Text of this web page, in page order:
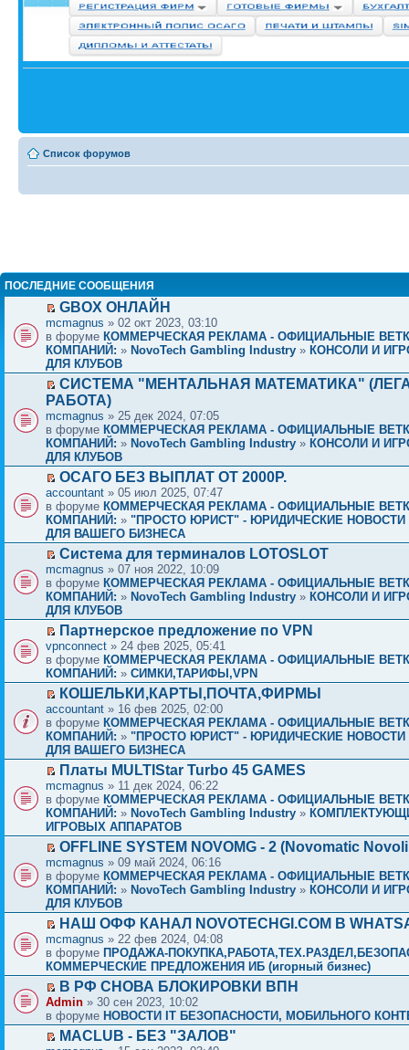
Список форумов
ПОСЛЕДНИЕ СООБЩЕНИЯ
GBOX ОНЛАЙН
mcmagnus » 02 окт 2023, 03:10
в форуме КОММЕРЧЕСКАЯ РЕКЛАМА - ОФИЦИАЛЬНЫЕ
КОМПАНИЙ: » NovoTech Gambling Industry » КОНСОЛИ И
ДЛЯ КЛУБОВ
СИСТЕМА "МЕНТАЛЬНАЯ МАТЕМАТИКА"
РАБОТА)
mcmagnus » 25 дек 2024, 07:05
в форуме КОММЕРЧЕСКАЯ РЕКЛАМА - ОФИЦИАЛЬНЫЕ
КОМПАНИЙ: » NovoTech Gambling Industry » КОНСОЛИ И
ДЛЯ КЛУБОВ
ОСАГО БЕЗ ВЫПЛАТ ОТ 2000Р.
accountant » 05 июл 2025, 07:47
в форуме КОММЕРЧЕСКАЯ РЕКЛАМА - ОФИЦИАЛЬНЫЕ
КОМПАНИЙ: » "ПРОСТО ЮРИСТ" - ЮРИДИЧЕСКИЕ НОВОСТИ
ДЛЯ ВАШЕГО БИЗНЕСА
Система для терминалов LOTOSLOT
mcmagnus » 07 ноя 2022, 10:09
в форуме КОММЕРЧЕСКАЯ РЕКЛАМА - ОФИЦИАЛЬНЫЕ
КОМПАНИЙ: » NovoTech Gambling Industry » КОНСОЛИ И
ДЛЯ КЛУБОВ
Партнерское предложение по VPN
vpnconnect » 24 фев 2025, 05:41
в форуме КОММЕРЧЕСКАЯ РЕКЛАМА - ОФИЦИАЛЬНЫЕ
КОМПАНИЙ: » СИМКИ,ТАРИФЫ,VPN
КОШЕЛЬКИ,КАРТЫ,ПОЧТА,ФИРМЫ
accountant » 16 фев 2025, 02:00
в форуме КОММЕРЧЕСКАЯ РЕКЛАМА - ОФИЦИАЛЬНЫЕ
КОМПАНИЙ: » "ПРОСТО ЮРИСТ" - ЮРИДИЧЕСКИЕ НОВОСТИ
ДЛЯ ВАШЕГО БИЗНЕСА
Платы MULTIStar Turbo 45 GAMES
mcmagnus » 11 дек 2024, 06:22
в форуме КОММЕРЧЕСКАЯ РЕКЛАМА - ОФИЦИАЛЬНЫЕ
КОМПАНИЙ: » NovoTech Gambling Industry »
ИГРОВЫХ АППАРАТОВ
OFFLINE SYSTEM NOVOMG - 2 (Novomatic
mcmagnus » 09 май 2024, 06:16
в форуме КОММЕРЧЕСКАЯ РЕКЛАМА - ОФИЦИАЛЬНЫЕ
КОМПАНИЙ: » NovoTech Gambling Industry » КОНСОЛИ И
ДЛЯ КЛУБОВ
НАШ ОФФ КАНАЛ NOVOTECHGI.COM В
mcmagnus » 22 фев 2024, 04:08
в форуме ПРОДАЖА-
КОММЕРЧЕСКИЕ ПРЕДЛОЖЕНИЯ ИБ (игорный бизнес)
В РФ СНОВА БЛОКИРОВКИ ВПН
Admin » 30 сен 2023, 10:02
в форуме НОВОСТИ IT БЕЗОПАСНОСТИ, МОБИЛЬНОГО
MACLUB - БЕЗ "ЗАЛОВ"